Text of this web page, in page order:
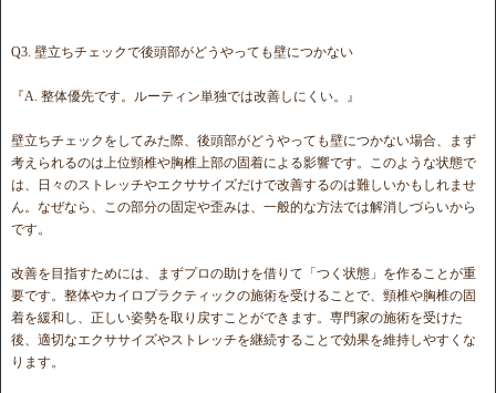
Q3. 壁立ちチェックで後頭部がどうやっても壁につかない
『A. 整体優先です。ルーティン単独では改善しにくい。』
壁立ちチェックをしてみた際、後頭部がどうやっても壁につかない場合、まず
考えられるのは上位頸椎や胸椎上部の固着による影響です。このような状態で
は、日々のストレッチやエクササイズだけで改善するのは難しいかもしれませ
ん。なぜなら、この部分の固定や歪みは、一般的な方法では解消しづらいから
です。
改善を目指すためには、まずプロの助けを借りて「つく状態」を作ることが重
要です。整体やカイロプラクティックの施術を受けることで、頸椎や胸椎の固
着を緩和し、正しい姿勢を取り戻すことができます。専門家の施術を受けた
後、適切なエクササイズやストレッチを継続することで効果を維持しやすくな
ります。